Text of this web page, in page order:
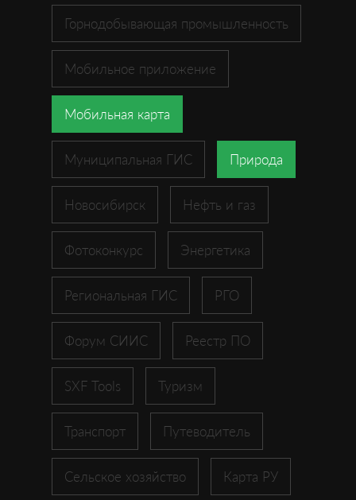
Горнодобывающая промышленность
Мобильное приложение
Мобильная карта
Муниципальная ГИС Природа
Новосибирск Нефть и газ
Фотоконкурс Энергетика
Региональная ГИС РГО
Форум СИИС Реестр ПО
SXF Tools Туризм
Транспорт Путеводитель
Сельское хозяйство Карта РУ